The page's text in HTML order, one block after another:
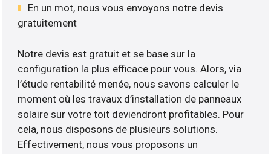
En un mot, nous vous envoyons notre devis
gratuitement
Notre devis est gratuit et se base sur la
configuration la plus efficace pour vous. Alors, via
l’étude rentabilité menée, nous savons calculer le
moment où les travaux d’installation de panneaux
solaire sur votre toit deviendront profitables. Pour
cela, nous disposons de plusieurs solutions.
Effectivement, nous vous proposons un